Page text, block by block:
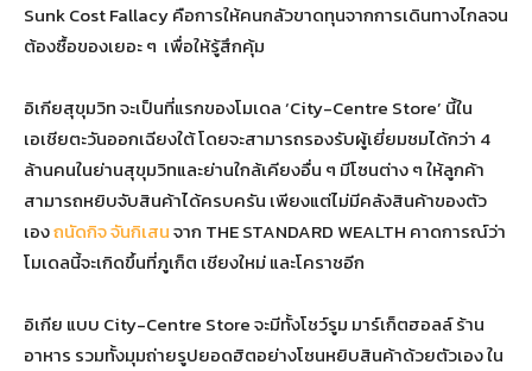
Sunk Cost Fallacy คือการให้คนกลัวขาดทุนจากการเดินทางไกลจน
ต้องซื้อของเยอะ ๆ เพื่อให้รู้สึกคุ้ม
อิเกียสุขุมวิท จะเป็นที่แรกของโมเดล ‘City-Centre Store’ นี้ใน
เอเชียตะวันออกเฉียงใต้ โดยจะสามารถรองรับผู้เยี่ยมชมได้กว่า 4
ล้านคนในย่านสุขุมวิทและย่านใกล้เคียงอื่น ๆ มีโซนต่าง ๆ ให้ลูกค้า
สามารถหยิบจับสินค้าได้ครบครัน เพียงแต่ไม่มีคลังสินค้าของตัว
เองถนัดกิจ จันกิเสนจาก THE STANDARD WEALTH คาดการณ์ว่า
โมเดลนี้จะเกิดขึ้นที่ภูเก็ต เชียงใหม่ และโคราชอีก
อิเกีย แบบ City-Centre Store จะมีทั้งโชว์รูม มาร์เก็ตฮอลล์ ร้าน
อาหาร รวมทั้งมุมถ่ายรูปยอดฮิตอย่างโซนหยิบสินค้าด้วยตัวเอง ใน